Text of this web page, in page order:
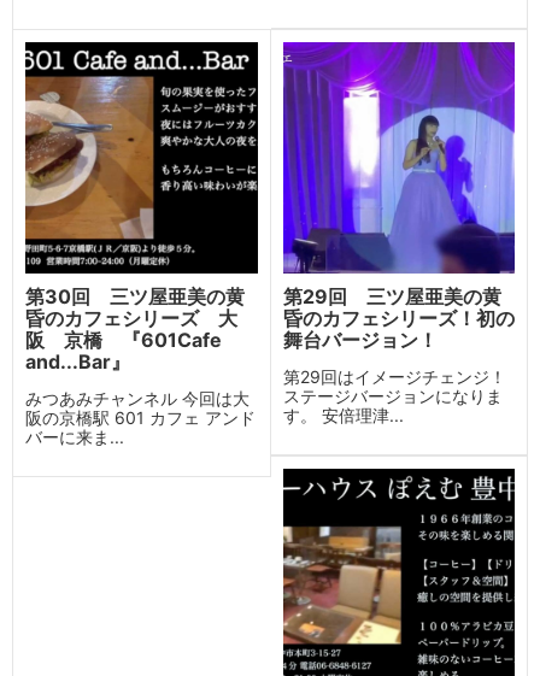
第30回 三ツ屋亜美の黄
昏のカフェシリーズ 大
阪 京橋 『601Cafe
and...Bar』
みつあみチャンネル 今回は大
阪の京橋駅 601 カフェ アンド
バーに来ま...
第29回 三ツ屋亜美の黄
昏のカフェシリーズ！初の
舞台バージョン！
第29回はイメージチェンジ！
ステージバージョンになりま
す。 安倍理津...